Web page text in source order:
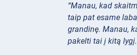
“Manau, kad
taip pat esame
grandinę. Manau,
pakelti tai į kitą